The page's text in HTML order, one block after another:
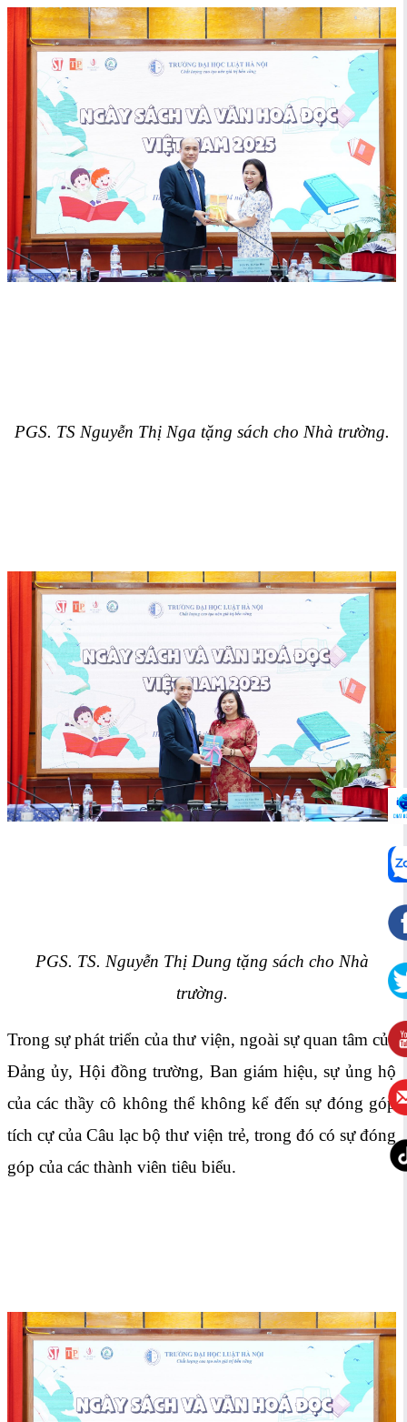
PGS. TS Nguyễn Thị Nga tặng sách cho Nhà trường.
PGS. TS. Nguyễn Thị Dung tặng sách cho Nhà
trường.
Trong sự phát triển của thư viện, ngoài sự quan tâm của
Đảng ủy, Hội đồng trường, Ban giám hiệu, sự ủng hộ
của các thầy cô không thể không kể đến sự đóng góp
tích cự của Câu lạc bộ thư viện trẻ, trong đó có sự đóng
góp của các thành viên tiêu biểu.